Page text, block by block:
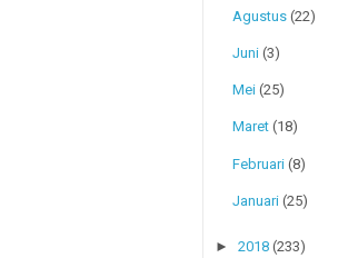
Agustus (22)
Juni (3)
Mei (25)
Maret (18)
Februari (8)
Januari (25)
►2018 (233)